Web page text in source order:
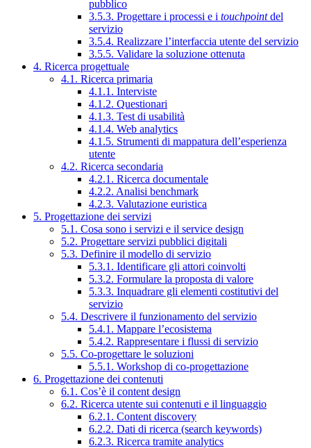
pubblico
3.5.3. Progettare i processi e i touchpointdel
servizio
3.5.4. Realizzare l’interfaccia utente del servizio
3.5.5. Validare la soluzione ottenuta
4. Ricerca progettuale
4.1. Ricerca primaria
4.1.1. Interviste
4.1.2. Questionari
4.1.3. Test di usabilità
4.1.4. Web analytics
4.1.5. Strumenti di mappatura dell’esperienza
utente
4.2. Ricerca secondaria
4.2.1. Ricerca documentale
4.2.2. Analisi benchmark
4.2.3. Valutazione euristica
5. Progettazione dei servizi
5.1. Cosa sono i servizi e il service design
5.2. Progettare servizi pubblici digitali
5.3. Definire il modello di servizio
5.3.1. Identificare gli attori coinvolti
5.3.2. Formulare la proposta di valore
5.3.3. Inquadrare gli elementi costitutivi del
servizio
5.4. Descrivere il funzionamento del servizio
5.4.1. Mappare l’ecosistema
5.4.2. Rappresentare i flussi di servizio
5.5. Co-progettare le soluzioni
5.5.1. Workshop di co-progettazione
6. Progettazione dei contenuti
6.1. Cos’è il content design
6.2. Ricerca utente sui contenuti e il linguaggio
6.2.1. Content discovery
6.2.2. Dati di ricerca (search keywords)
6.2.3. Ricerca tramite analytics